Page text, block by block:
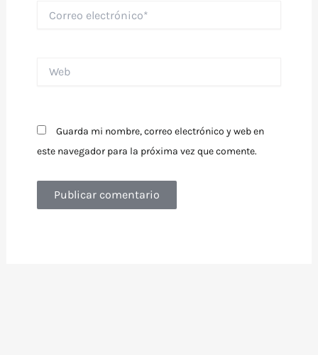
electrónico*
Guarda mi nombre, correo electrónico y web en
este navegador para la próxima vez que comente.